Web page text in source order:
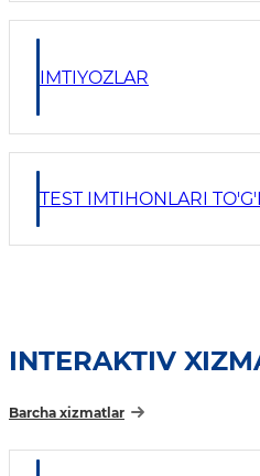
IMTIYOZLAR
TEST IMTIHONLARI
INTERAKTIV
Barcha xizmatlar